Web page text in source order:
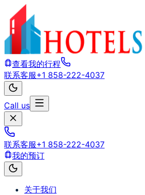
查看我的行程
联系客服+1 858-222-4037
Call us
联系客服+1 858-222-4037
我的预订
关于我们